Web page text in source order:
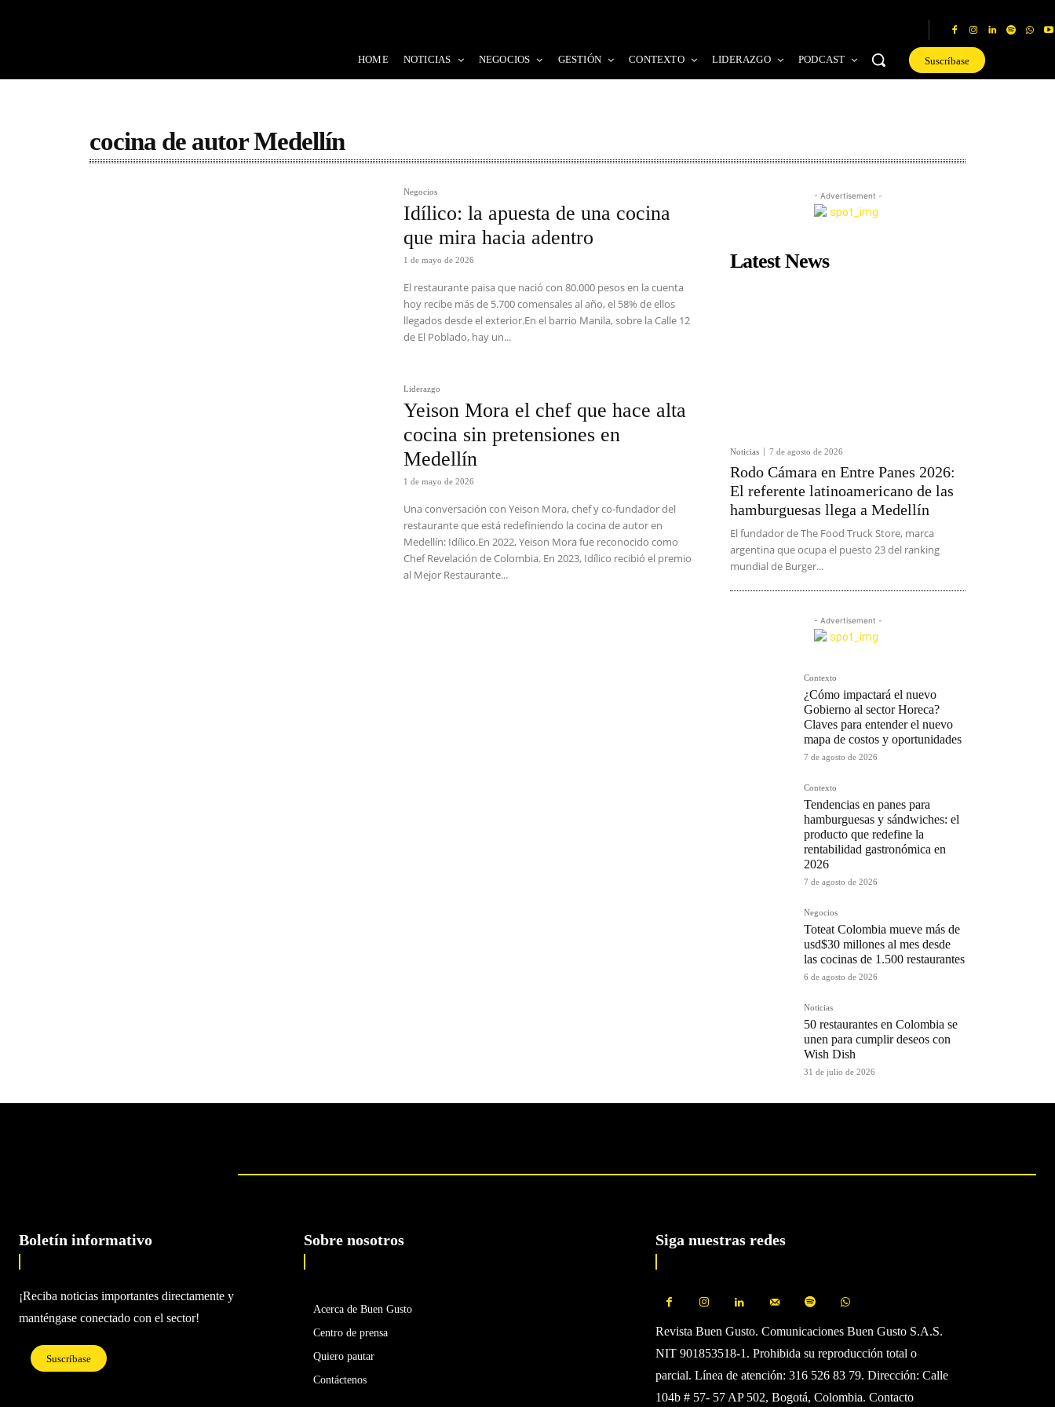
HOME NOTICIAS NEGOCIOS GESTIÓN CONTEXTO LIDERAZGO PODCAST Suscríbase
cocina de autor Medellín
Negocios
Idílico: la apuesta de una cocina
que mira hacia adentro
1 de mayo de 2026
El restaurante paisa que nació con 80.000 pesos en la cuenta
hoy recibe más de 5.700 comensales al año, el 58% de ellos
llegados desde el exterior.En el barrio Manila, sobre la Calle 12
de El Poblado, hay un...
Liderazgo
Yeison Mora el chef que hace alta
cocina sin pretensiones en
Medellín
1 de mayo de 2026
Una conversación con Yeison Mora, chef y co-fundador del
restaurante que está redefiniendo la cocina de autor en
Medellín: Idílico.En 2022, Yeison Mora fue reconocido como
Chef Revelación de Colombia. En 2023, Idílico recibió el premio
al Mejor Restaurante...
- Advertisement -
Latest News
Noticias 7 de agosto de 2026
Rodo Cámara en Entre Panes 2026:
El referente latinoamericano de las
hamburguesas llega a Medellín
El fundador de The Food Truck Store, marca
argentina que ocupa el puesto 23 del ranking
mundial de Burger...
- Advertisement -
Contexto
¿Cómo impactará el nuevo
Gobierno al sector Horeca?
Claves para entender el nuevo
mapa de costos y oportunidades
7 de agosto de 2026
Contexto
Tendencias en panes para
hamburguesas y sándwiches: el
producto que redefine la
rentabilidad gastronómica en
2026
7 de agosto de 2026
Negocios
Toteat Colombia mueve más de
usd$30 millones al mes desde
las cocinas de 1.500 restaurantes
6 de agosto de 2026
Noticias
50 restaurantes en Colombia se
unen para cumplir deseos con
Wish Dish
31 de julio de 2026
Boletín informativo
¡Reciba noticias importantes directamente y
manténgase conectado con el sector!
Suscríbase
Sobre nosotros
Acerca de Buen Gusto
Centro de prensa
Quiero pautar
Contáctenos
Siga nuestras redes
Revista Buen Gusto. Comunicaciones Buen Gusto S.A.S.
NIT 901853518-1. Prohibida su reproducción total o
parcial. Línea de atención: 316 526 83 79. Dirección: Calle
104b # 57- 57 AP 502, Bogotá, Colombia. Contacto